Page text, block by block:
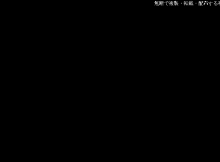
無断で複製・転載・配布する